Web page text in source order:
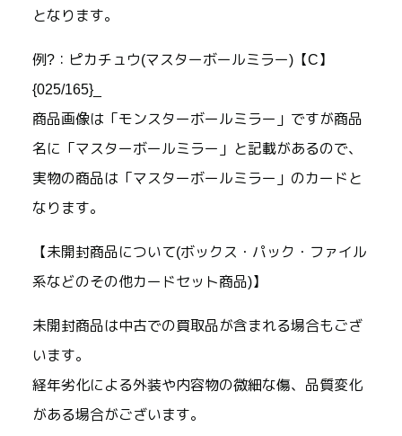
となります。
例?：ピカチュウ(マスターボールミラー)【C】
{025/165}_
商品画像は「モンスターボールミラー」ですが商品
名に「マスターボールミラー」と記載があるので、
実物の商品は「マスターボールミラー」のカードと
なります。
【未開封商品について(ボックス・パック・ファイル
系などのその他カードセット商品)】
未開封商品は中古での買取品が含まれる場合もござ
います。
経年劣化による外装や内容物の微細な傷、品質変化
がある場合がございます。